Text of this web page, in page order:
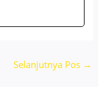
Selanjutnya Pos →